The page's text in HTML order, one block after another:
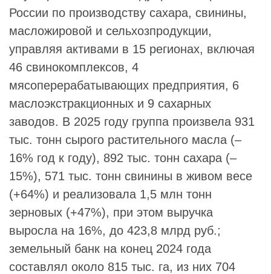
России по производству сахара, свинины,
масложировой и сельхозпродукции,
управляя активами в 15 регионах, включая
46 свинокомплексов, 4
мясоперерабатывающих предприятия, 6
маслоэкстракционных и 9 сахарных
заводов. В 2025 году группа произвела 931
тыс. тонн сырого растительного масла (–
16% год к году), 892 тыс. тонн сахара (–
15%), 571 тыс. тонн свинины в живом весе
(+64%) и реализовала 1,5 млн тонн
зерновых (+47%), при этом выручка
выросла на 16%, до 423,8 млрд руб.;
земельный банк на конец 2024 года
составлял около 815 тыс. га, из них 704